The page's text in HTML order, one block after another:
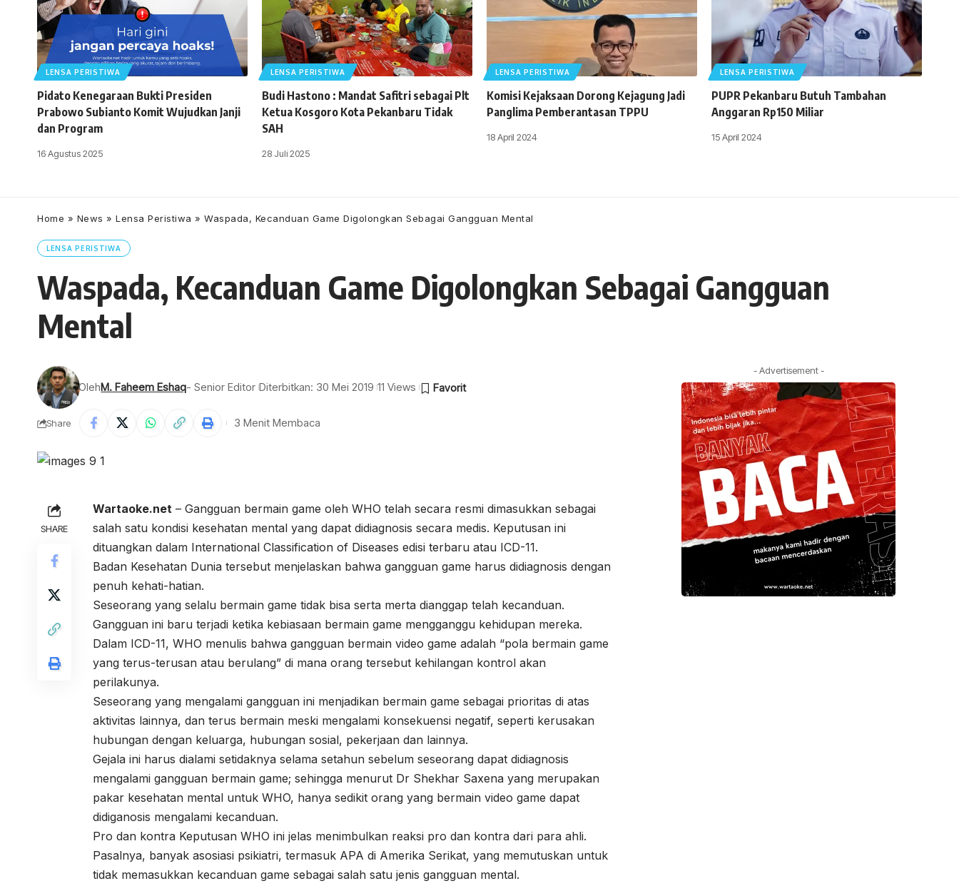
LENSA PERISTIWA
Pidato Kenegaraan Bukti Presiden
Prabowo Subianto Komit Wujudkan Janji
dan Program
16 Agustus 2025
LENSA PERISTIWA
Budi Hastono : Mandat Safitri sebagai Plt
Ketua Kosgoro Kota Pekanbaru Tidak
SAH
28 Juli 2025
LENSA PERISTIWA
Komisi Kejaksaan Dorong Kejagung Jadi
Panglima Pemberantasan TPPU
18 April 2024
LENSA PERISTIWA
PUPR Pekanbaru Butuh Tambahan
Anggaran Rp150 Miliar
15 April 2024
Home » News » Lensa Peristiwa » Waspada, Kecanduan Game Digolongkan Sebagai Gangguan Mental
LENSA PERISTIWA
Waspada, Kecanduan Game Digolongkan Sebagai Gangguan
Mental
OlehM. Faheem Eshaq- Senior Editor Diterbitkan: 30 Mei 2019 11 Views
Share 3 Menit Membaca
SHARE
Wartaoke.net – Gangguan bermain game oleh WHO telah secara resmi dimasukkan sebagai
salah satu kondisi kesehatan mental yang dapat didiagnosis secara medis. Keputusan ini
dituangkan dalam International Classification of Diseases edisi terbaru atau ICD-11.
Badan Kesehatan Dunia tersebut menjelaskan bahwa gangguan game harus didiagnosis dengan
penuh kehati-hatian.
Seseorang yang selalu bermain game tidak bisa serta merta dianggap telah kecanduan.
Gangguan ini baru terjadi ketika kebiasaan bermain game mengganggu kehidupan mereka.
Dalam ICD-11, WHO menulis bahwa gangguan bermain video game adalah “pola bermain game
yang terus-terusan atau berulang” di mana orang tersebut kehilangan kontrol akan
perilakunya.
Seseorang yang mengalami gangguan ini menjadikan bermain game sebagai prioritas di atas
aktivitas lainnya, dan terus bermain meski mengalami konsekuensi negatif, seperti kerusakan
hubungan dengan keluarga, hubungan sosial, pekerjaan dan lainnya.
Gejala ini harus dialami setidaknya selama setahun sebelum seseorang dapat didiagnosis
mengalami gangguan bermain game; sehingga menurut Dr Shekhar Saxena yang merupakan
pakar kesehatan mental untuk WHO, hanya sedikit orang yang bermain video game dapat
didiganosis mengalami kecanduan.
Pro dan kontra Keputusan WHO ini jelas menimbulkan reaksi pro dan kontra dari para ahli.
Pasalnya, banyak asosiasi psikiatri, termasuk APA di Amerika Serikat, yang memutuskan untuk
tidak memasukkan kecanduan game sebagai salah satu jenis gangguan mental.
- Advertisement -